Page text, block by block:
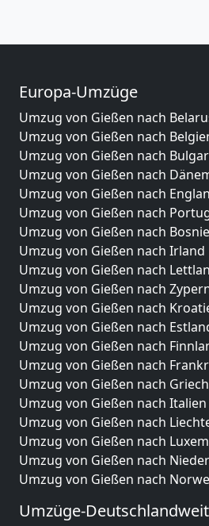
Europa-Umzüge
Umzug von Gießen nach
Umzug von Gießen nach
Umzug von Gießen nach
Umzug von Gießen nach
Umzug von Gießen nach
Umzug von Gießen nach
Umzug von Gießen nach
Umzug von Gießen nach Irland
Umzug von Gießen nach
Umzug von Gießen nach
Umzug von Gießen nach
Umzug von Gießen nach
Umzug von Gießen nach
Umzug von Gießen nach
Umzug von Gießen nach
Umzug von Gießen nach Italien
Umzug von Gießen nach
Umzug von Gießen nach
Umzug von Gießen nach
Umzug von Gießen nach
Umzüge-Deutschlandweit